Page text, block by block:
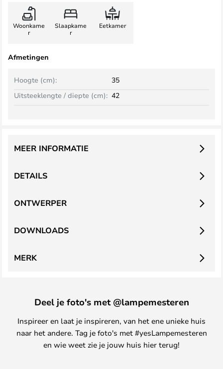
Woonkame
r
Slaapkame
r
Eetkamer
Afmetingen
Hoogte (cm):
35
Uitsteeklengte / diepte (cm): 42
DETAILS
MEER INFORMATIE
ONTWERPER
DOWNLOADS
MERK
Deel je foto's met @lampemesteren
Inspireer en laat je inspireren, van het ene unieke huis
naar het andere. Tag je foto's met #yesLampemesteren
en wie weet zie je jouw huis hier terug!